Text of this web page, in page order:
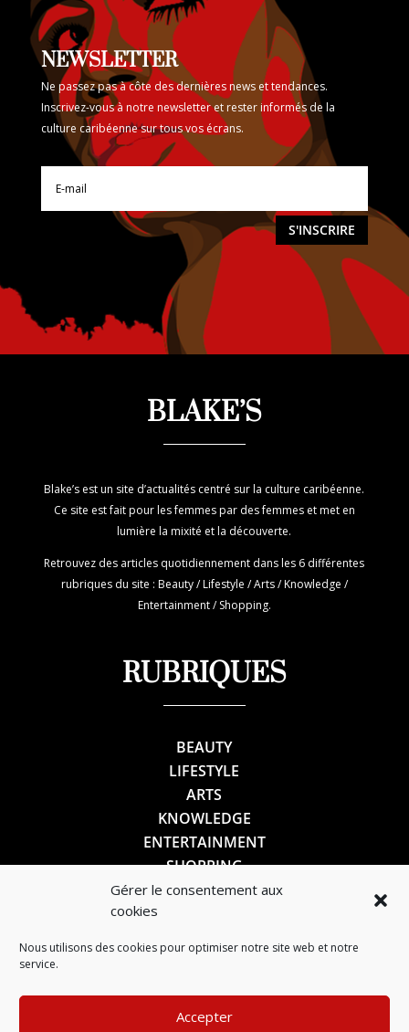
Gérer le consentement aux
cookies
Nous utilisons des cookies pour optimiser notre site web et notre
service.
Accepter
NEWSLETTER
Ne passez pas à côte des dernières news et tendances.
Inscrivez-vous à notre newsletter et rester informés de la
culture caribéenne sur tous vos écrans.
S'INSCRIRE
BLAKE’S
Blake’s est un site d’actualités centré sur la culture caribéenne.
Ce site est fait pour les femmes par des femmes et met en
lumière la mixité et la découverte.
Retrouvez des articles quotidiennement dans les 6 différentes
rubriques du site : Beauty / Lifestyle / Arts / Knowledge /
Entertainment / Shopping.
RUBRIQUES
BEAUTY
LIFESTYLE
ARTS
KNOWLEDGE
ENTERTAINMENT
SHOPPING
SUIVEZ-NOUS